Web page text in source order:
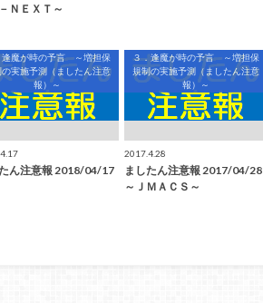
ＮＥＸＴ～
逢魔が時の予言 ～増担保
の実施予測（ましたん注意
報）～
ん注意報 2018/04/17
３．逢魔が時の予言 ～増担保
規制の実施予測（ましたん注意
報）～
2017.4.28
ましたん注意報 2017/04/28
～ＪＭＡＣＳ～